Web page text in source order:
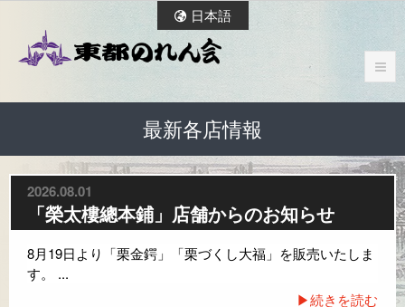
日本語
最新各店情報
2026.08.01
「榮太樓總本鋪」店舗からのお知らせ
8月19日より「栗金鍔」「栗づくし大福」を販売いたしま
す。 ...
▶続きを読む